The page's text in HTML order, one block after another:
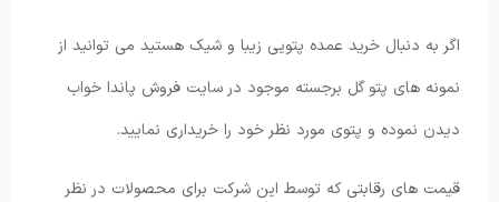
اگر به دنبال خرید عمده پتویی زیبا و شیک هستید می توانید از
نمونه های پتو گل برجسته موجود در سایت فروش پاندا خواب
دیدن نموده و پتوی مورد نظر خود را خریداری نمایید.
قیمت های رقابتی که توسط این شرکت برای محصولات در نظر